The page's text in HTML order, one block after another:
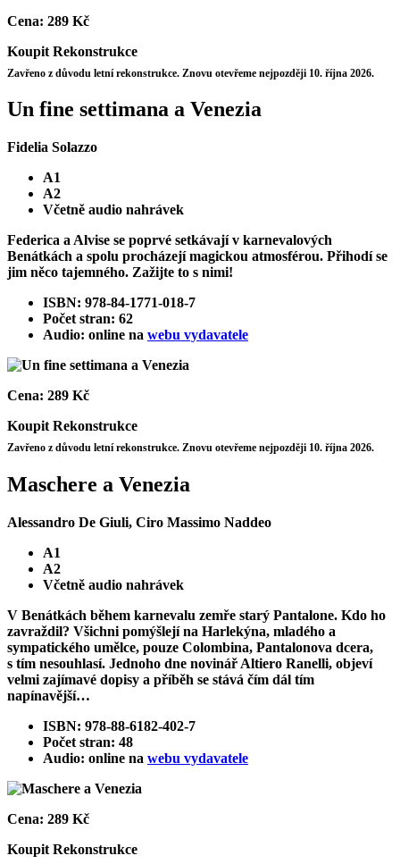
Cena: 289 Kč
Koupit Rekonstrukce
Zavřeno z důvodu letní rekonstrukce. Znovu otevřeme nejpozději 10. října 2026.
Un fine settimana a Venezia
Fidelia Solazzo
A1
A2
Včetně audio nahrávek
Federica a Alvise se poprvé setkávají v karnevalových
Benátkách a spolu procházejí magickou atmosférou. Přihodí se
jim něco tajemného. Zažijte to s nimi!
ISBN: 978-84-1771-018-7
Počet stran: 62
Audio: online na webu vydavatele
Cena: 289 Kč
Koupit Rekonstrukce
Zavřeno z důvodu letní rekonstrukce. Znovu otevřeme nejpozději 10. října 2026.
Maschere a Venezia
Alessandro De Giuli, Ciro Massimo Naddeo
A1
A2
Včetně audio nahrávek
V Benátkách během karnevalu zemře starý Pantalone. Kdo ho
zavraždil? Všichni pomýšlejí na Harlekýna, mladého a
sympatického umělce, pouze Colombina, Pantalonova dcera,
s tím nesouhlasí. Jednoho dne novinář Altiero Ranelli, objeví
velmi zajímavé dopisy a příběh se stává čím dál tím
napínavější…
ISBN: 978-88-6182-402-7
Počet stran: 48
Audio: online na webu vydavatele
Cena: 289 Kč
Koupit Rekonstrukce